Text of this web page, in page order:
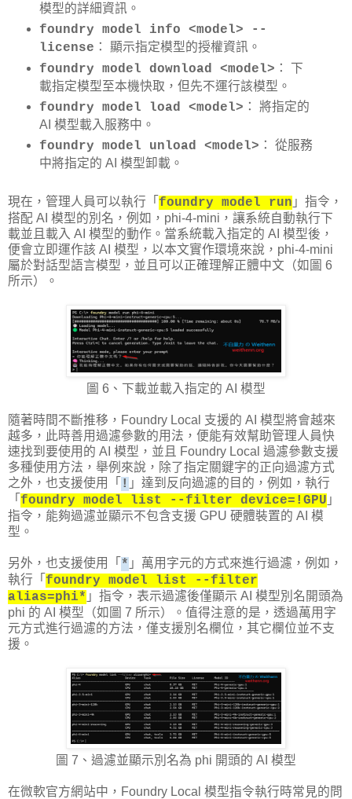
模型的詳細資訊。
foundry model info <model> --
license ： 顯示指定模型的授權資訊。
foundry model download <model> ： 下
載指定模型至本機快取，但先不運行該模型。
foundry model load <model> ： 將指定的
AI 模型載入服務中。
foundry model unload <model> ： 從服務
中將指定的 AI 模型卸載。
現在，管理人員可以執行「 foundry model run 」指令，
搭配 AI 模型的別名，例如，phi-4-mini，讓系統自動執行下
載並且載入 AI 模型的動作。當系統載入指定的 AI 模型後，
便會立即運作該 AI 模型，以本文實作環境來說，phi-4-mini
屬於對話型語言模型，並且可以正確理解正體中文（如圖 6
所示）。
圖 6、下載並載入指定的 AI 模型
隨著時間不斷推移，Foundry Local 支援的 AI 模型將會越來
越多，此時善用過濾參數的用法，便能有效幫助管理人員快
速找到要使用的 AI 模型，並且 Foundry Local 過濾參數支援
多種使用方法，舉例來說，除了指定關鍵字的正向過濾方式
之外，也支援使用「 ! 」達到反向過濾的目的，例如，執行
「 foundry model list --filter device=!GPU 」
指令，能夠過濾並顯示不包含支援 GPU 硬體裝置的 AI 模
型。
另外，也支援使用「 * 」萬用字元的方式來進行過濾，例如，
執行「 foundry model list --filter
alias=phi* 」指令，表示過濾後僅顯示 AI 模型別名開頭為
phi 的 AI 模型（如圖 7 所示）。值得注意的是，透過萬用字
元方式進行過濾的方法，僅支援別名欄位，其它欄位並不支
援。
圖 7、過濾並顯示別名為 phi 開頭的 AI 模型
在微軟官方網站中，Foundry Local 模型指令執行時常見的問